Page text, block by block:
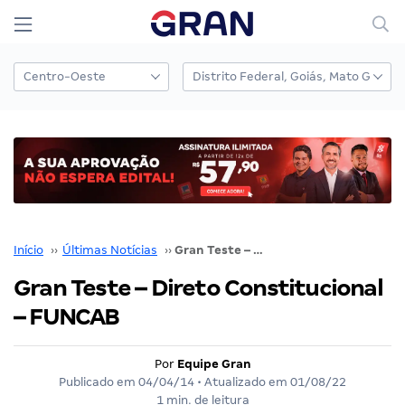
Início ›› Últimas Notícias ›› Gran Teste – Direto Constitucional – FUNCAB
Gran Teste – Direto Constitucional
– FUNCAB
Por Equipe Gran
Publicado em 04/04/14 • Atualizado em 01/08/22
1 min. de leitura